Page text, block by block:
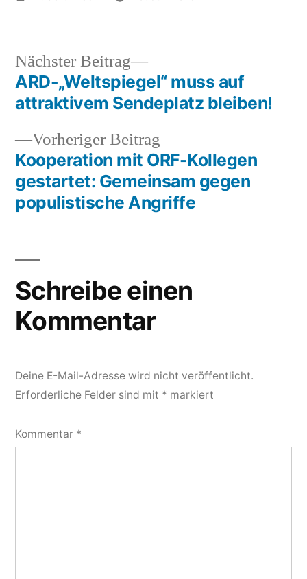
Beitragsnavigation
Vorheriger Beitrag
Beitrag:
Kooperation mit ORF-Kollegen
gestartet: Gemeinsam gegen
populistische Angriffe
Nächster Beitrag
Nächster
Beitrag:
ARD-„Weltspiegel“ muss auf
attraktivem Sendeplatz bleiben!
Schreibe einen
Kommentar
Deine E-Mail-Adresse wird nicht veröffentlicht.
Erforderliche Felder sind mit * markiert
Kommentar *